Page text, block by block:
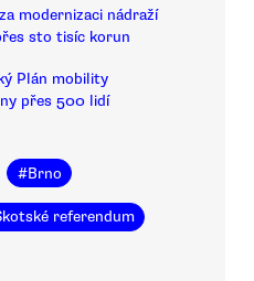
modernizaci nádraží
sto tisíc korun
Plán mobility
přes 500 lidí
#Brno
referendum